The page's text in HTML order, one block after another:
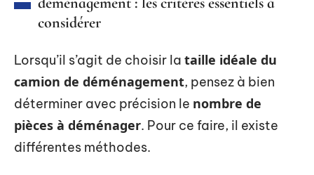
considérer
Lorsqu’il s’agit de choisir la taille idéale du
camion de déménagement, pensez à bien
déterminer avec précision le nombre de
pièces à déménager. Pour ce faire, il existe
différentes méthodes.